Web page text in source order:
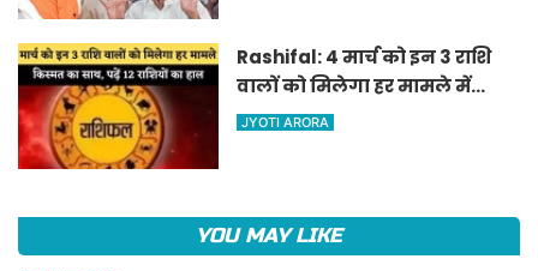
Rashifal: 4 मार्च को इन 3 राशि
वालों को मिलेगा हर मामले में
किस्मत का साथ, पढ़ें 12 राशियों का
JYOTI ARORA
YOU MAY LIKE